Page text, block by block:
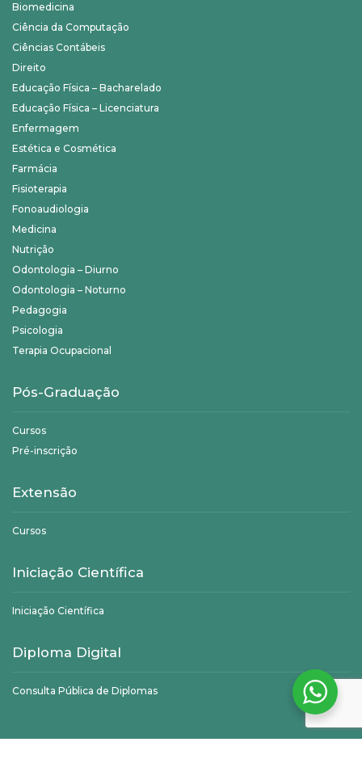
Biomedicina
Ciência da Computação
Ciências Contábeis
Direito
Educação Física – Bacharelado
Educação Física – Licenciatura
Enfermagem
Estética e Cosmética
Farmácia
Fisioterapia
Fonoaudiologia
Medicina
Nutrição
Odontologia – Diurno
Odontologia – Noturno
Pedagogia
Psicologia
Terapia Ocupacional
Pós-Graduação
Cursos
Pré-inscrição
Extensão
Cursos
Iniciação Científica
Iniciação Científica
Diploma Digital
Consulta Pública de Diplomas